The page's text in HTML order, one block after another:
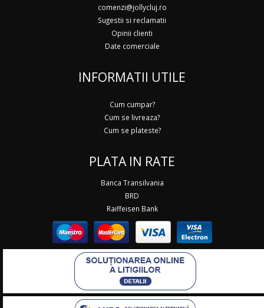
comenzi@jollycluj.ro
Sugestii si reclamatii
Opinii clienti
Date comerciale
INFORMATII UTILE
Cum cumpar?
Cum se livreaza?
Cum se plateste?
PLATA IN RATE
Banca Transilvania
BRD
Raiffeisen Bank